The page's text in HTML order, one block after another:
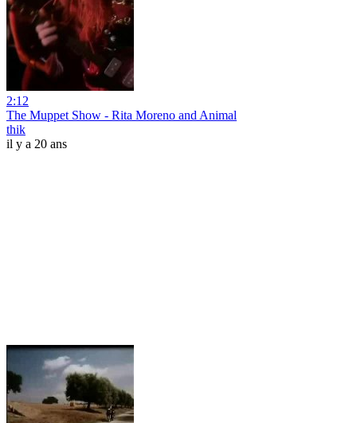
2:12
The Muppet Show - Rita Moreno and Animal
thik
il y a 20 ans